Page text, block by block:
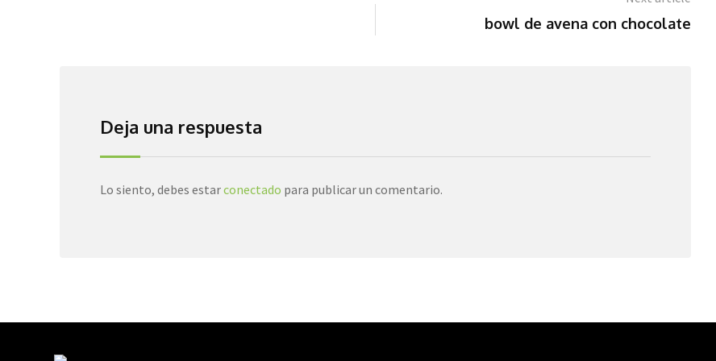
bowl de avena con chocolate
Deja una respuesta
Lo siento, debes estarconectado para publicar un comentario.